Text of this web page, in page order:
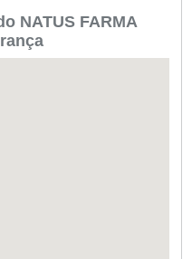
NATUS FARMA